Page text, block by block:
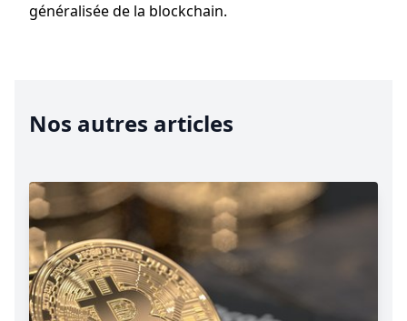
généralisée de la blockchain.
Nos autres articles